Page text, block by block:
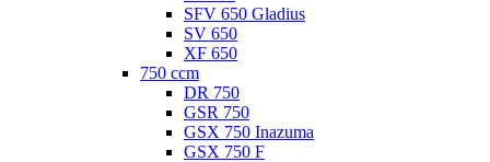
SFV 650 Gladius
SV 650
XF 650
750 ccm
DR 750
GSR 750
GSX 750 Inazuma
GSX 750 F